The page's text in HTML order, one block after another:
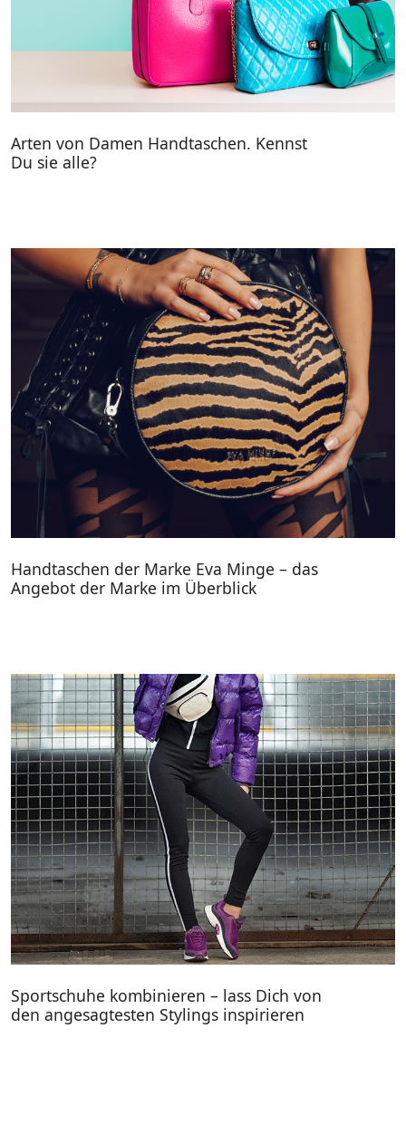
Arten von Damen Handtaschen. Kennst
Du sie alle?
Handtaschen der Marke Eva Minge – das
Angebot der Marke im Überblick
Sportschuhe kombinieren – lass Dich von
den angesagtesten Stylings inspirieren